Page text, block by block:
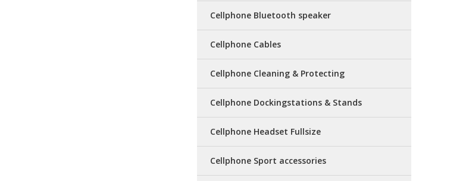
Cellphone Bluetooth speaker
Cellphone Cables
Cellphone Cleaning & Protecting
Cellphone Dockingstations & Stands
Cellphone Headset Fullsize
Cellphone Sport accessories